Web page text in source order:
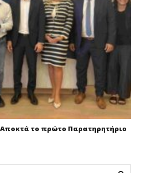
Αποκτά το πρώτο Παρατηρητήριο